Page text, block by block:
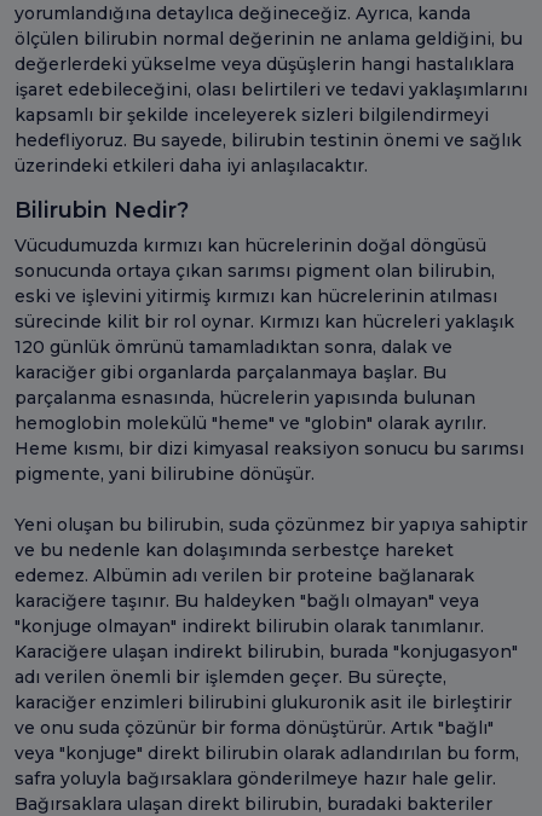
yorumlandığına detaylıca değineceğiz. Ayrıca, kanda
ölçülen bilirubin normal değerinin ne anlama geldiğini, bu
değerlerdeki yükselme veya düşüşlerin hangi hastalıklara
işaret edebileceğini, olası belirtileri ve tedavi yaklaşımlarını
kapsamlı bir şekilde inceleyerek sizleri bilgilendirmeyi
hedefliyoruz. Bu sayede, bilirubin testinin önemi ve sağlık
üzerindeki etkileri daha iyi anlaşılacaktır.
Bilirubin Nedir?
Vücudumuzda kırmızı kan hücrelerinin doğal döngüsü
sonucunda ortaya çıkan sarımsı pigment olan bilirubin,
eski ve işlevini yitirmiş kırmızı kan hücrelerinin atılması
sürecinde kilit bir rol oynar. Kırmızı kan hücreleri yaklaşık
120 günlük ömrünü tamamladıktan sonra, dalak ve
karaciğer gibi organlarda parçalanmaya başlar. Bu
parçalanma esnasında, hücrelerin yapısında bulunan
hemoglobin molekülü "heme" ve "globin" olarak ayrılır.
Heme kısmı, bir dizi kimyasal reaksiyon sonucu bu sarımsı
pigmente, yani bilirubine dönüşür.
Yeni oluşan bu bilirubin, suda çözünmez bir yapıya sahiptir
ve bu nedenle kan dolaşımında serbestçe hareket
edemez. Albümin adı verilen bir proteine bağlanarak
karaciğere taşınır. Bu haldeyken "bağlı olmayan" veya
"konjuge olmayan" indirekt bilirubin olarak tanımlanır.
Karaciğere ulaşan indirekt bilirubin, burada "konjugasyon"
adı verilen önemli bir işlemden geçer. Bu süreçte,
karaciğer enzimleri bilirubini glukuronik asit ile birleştirir
ve onu suda çözünür bir forma dönüştürür. Artık "bağlı"
veya "konjuge" direkt bilirubin olarak adlandırılan bu form,
safra yoluyla bağırsaklara gönderilmeye hazır hale gelir.
Bağırsaklara ulaşan direkt bilirubin, buradaki bakteriler